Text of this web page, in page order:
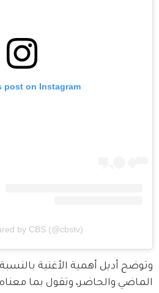
post on Instagram
by CBS (@cbstv)
وتوضح أديل أهمية الأغنية
الماضي والحاضر، وتقول بما